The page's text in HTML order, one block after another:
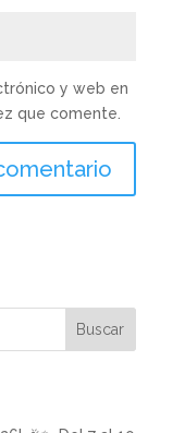
y web en
que comente.
Buscar